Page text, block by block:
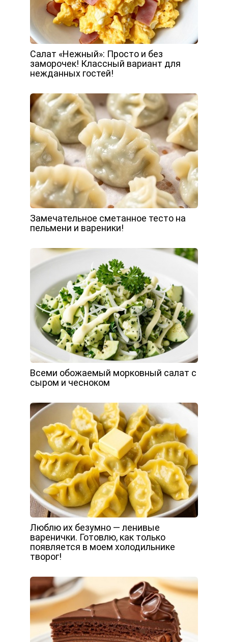
Салат «Нежный»: Просто и без
заморочек! Классный вариант для
нежданных гостей!
Замечательное сметанное тесто на
пельмени и вареники!
Всеми обожаемый морковный салат с
сыром и чесноком
Люблю их безумно — ленивые
варенички. Готовлю, как только
появляется в моем холодильнике
творог!